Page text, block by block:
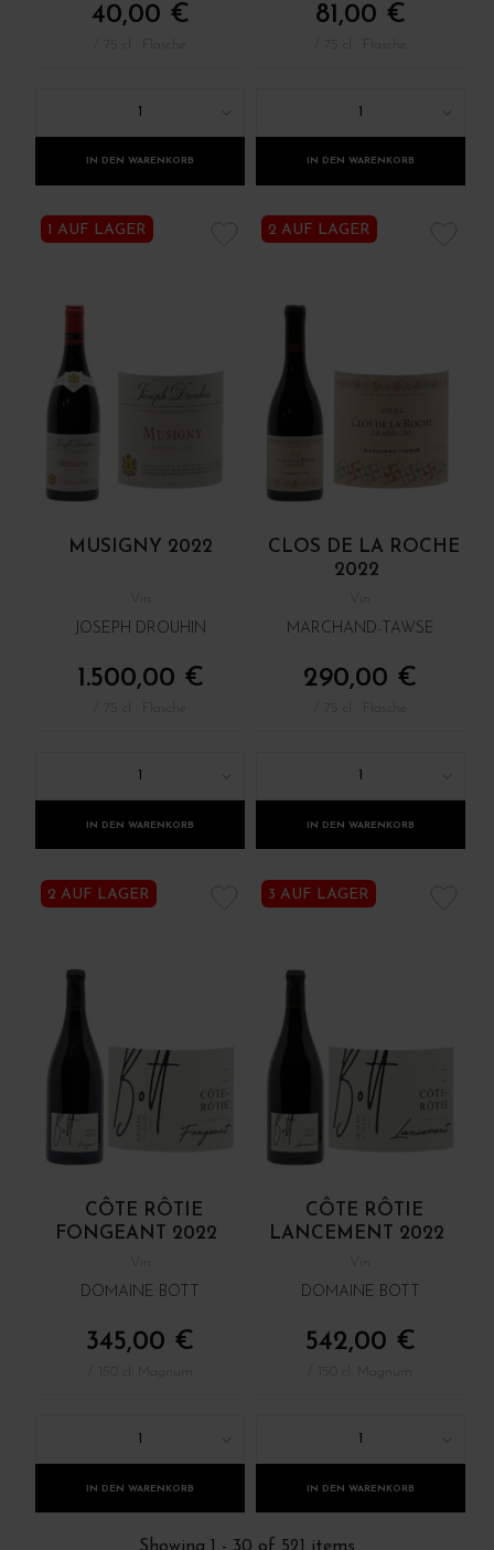
40,00 €
1
IN DEN WARENKORB
81,00 €
1
IN DEN WARENKORB
1 AUF LAGER
MUSIGNY 2022
JOSEPH DROUHIN
1.500,00 €
IN DEN WARENKORB
2 AUF LAGER
CLOS DE LA ROCHE
2022
MARCHAND-TAWSE
290,00 €
IN DEN WARENKORB
2 AUF LAGER
CÔTE RÔTIE
FONGEANT 2022
DOMAINE BOTT
345,00 €
IN DEN WARENKORB
3 AUF LAGER
CÔTE RÔTIE
LANCEMENT 2022
DOMAINE BOTT
542,00 €
IN DEN WARENKORB